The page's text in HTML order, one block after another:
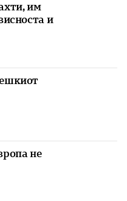
им
и
не